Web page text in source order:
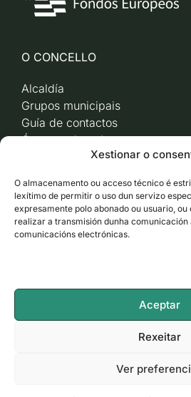
Xestionar o
O almacenamento ou acceso técnico é
lexítimo de permitir o uso dun servizo
expresamente polo abonado ou usuario,
realizar a transmisión dunha comunicación
comunicacións electrónicas.
Aceptar
Rexeitar
Ver
O CONCELLO
Alcaldía
Grupos municipais
Guía de contactos
Órganos de goberno
Acceso a videoactas
xunta de goberno local
Imaxe corporativa
CARBALLO AO DÍA